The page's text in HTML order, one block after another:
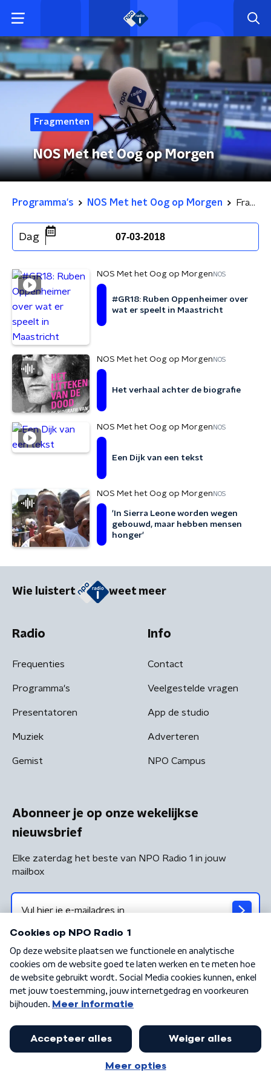
Fragmenten
NOS Met het Oog op Morgen
Programma's NOS Met het Oog op Morgen Fragmenten
Dag 07-03-2018
NOS Met het Oog op Morgen NOS
#GR18: Ruben Oppenheimer over
wat er speelt in Maastricht
NOS Met het Oog op Morgen NOS
Het verhaal achter de biografie
NOS Met het Oog op Morgen NOS
Een Dijk van een tekst
NOS Met het Oog op Morgen NOS
'In Sierra Leone worden wegen
gebouwd, maar hebben mensen
honger'
Wie luistert weet meer
Radio
Frequenties
Programma's
Presentatoren
Muziek
Gemist
Info
Contact
Veelgestelde vragen
App de studio
Adverteren
NPO Campus
Abonneer je op onze wekelijkse
nieuwsbrief
Elke zaterdag het beste van NPO Radio 1 in jouw
mailbox
Algemene voorwaarden